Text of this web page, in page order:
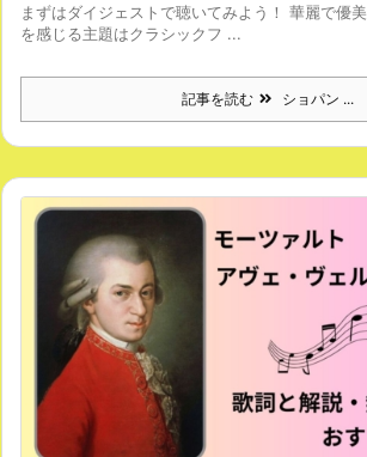
まずはダイジェストで聴いてみよう！ 華麗で優
を感じる主題はクラシックフ ...
記事を読む ショパン ...